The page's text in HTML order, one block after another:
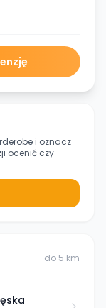
i oznacz
ocenić czy
do 5 km